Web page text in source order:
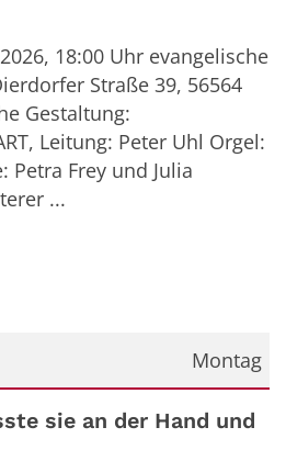
18:00 Uhr evangelische
Straße 39, 56564
Gestaltung:
Leitung: Peter Uhl Orgel:
Petra Frey und Julia
...
Montag
sie an der Hand und